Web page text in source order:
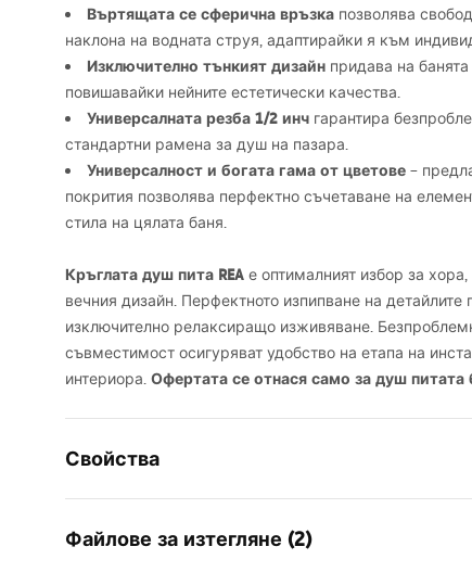
Въртящата се сферична връзка позволява
наклона на водната струя, адаптирайки я към
Изключително тънкият дизайн придава на
повишавайки нейните естетически качества.
Универсалната резба 1/2 инч гарантира
стандартни рамена за душ на пазара.
Универсалност и богата гама от цветове –
покрития позволява перфектно съчетаване на
стила на цялата баня.
Кръглата душ пита REA е оптималният избор за
вечния дизайн. Перфектното изпипване на
изключително релаксиращо изживяване.
съвместимост осигуряват удобство на етапа на
интериора. Офертата се отнася само за душ питата
Свойства
Материал
Файлове за изтегляне (2)